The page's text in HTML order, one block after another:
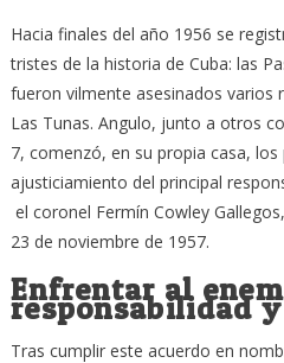
Hacia finales del año 1956 se
tristes de la historia de Cuba: las
fueron vilmente asesinados varios
Las Tunas. Angulo, junto a otros
7, comenzó, en su propia casa,
ajusticiamiento del principal
el coronel Fermín Cowley
23 de noviembre de 1957.
Enfrentar al
responsabilidad
Tras cumplir este acuerdo en